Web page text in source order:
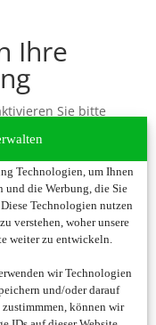
Technologien, um Ihnen
und die Werbung, die Sie
Technologien nutzen
verstehen, woher unsere
weiter zu entwickeln.
wir Technologien
und/oder darauf
können wir
Ihre
Sie bitte